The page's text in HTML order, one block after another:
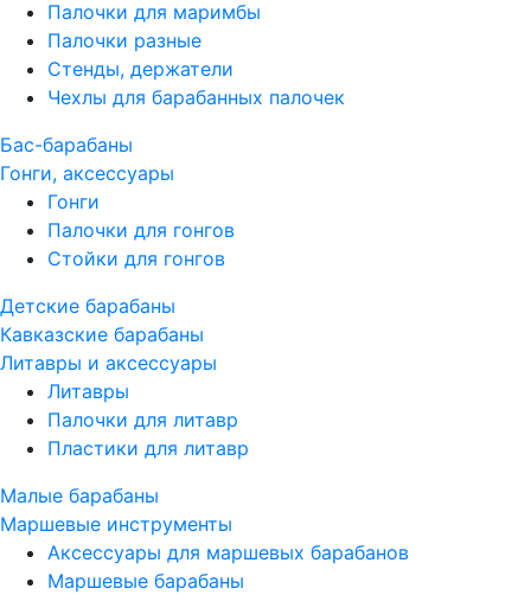
Палочки для маримбы
Палочки разные
Стенды, держатели
Чехлы для барабанных палочек
Бас-барабаны
Гонги, аксессуары
Гонги
Палочки для гонгов
Стойки для гонгов
Детские барабаны
Кавказские барабаны
Литавры и аксессуары
Литавры
Палочки для литавр
Пластики для литавр
Малые барабаны
Маршевые инструменты
Аксессуары для маршевых барабанов
Маршевые барабаны